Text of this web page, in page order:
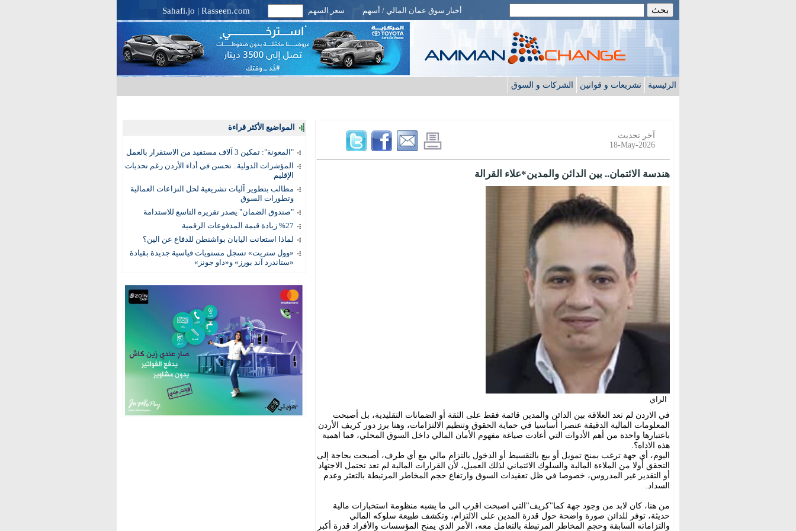
أخبار سوق عمان المالي / أسهم سعر السهم Sahafi.jo | Rasseen.com
الرئيسية تشريعات و قوانين الشركات و السوق
المواضيع الأكثر قراءة
"المعونة": تمكين 3 آلاف مستفيد من الاستقرار بالعمل
المؤشرات الدولية.. تحسن في أداء الأردن رغم تحديات
الإقليم
مطالب بتطوير آليات تشريعية لحل النزاعات العمالية
وتطورات السوق
"صندوق الضمان" يصدر تقريره التاسع للاستدامة
%27 زيادة قيمة المدفوعات الرقمية
لماذا استعانت اليابان بواشنطن للدفاع عن الين؟
«وول ستريت» تسجل مستويات قياسية جديدة بقيادة
«ستاندرد آند بورز» و«داو جونز»
آخر تحديث
18-May-2026
هندسة الائتمان.. بين الدائن والمدين*علاء القرالة
الراي
في الاردن لم تعد العلاقة بين الدائن والمدين قائمة فقط على الثقة أو الضمانات التقليدية، بل أصبحت
المعلومات المالية الدقيقة عنصرا أساسيا في حماية الحقوق وتنظيم الالتزامات، وهنا برز دور كريف الأردن
باعتبارها واحدة من أهم الأدوات التي أعادت صياغة مفهوم الأمان المالي داخل السوق المحلي، فما اهمية
هذه الاداه؟.
اليوم، أي جهة ترغب بمنح تمويل أو بيع بالتقسيط أو الدخول بالتزام مالي مع أي طرف، أصبحت بحاجة إلى
التحقق أولا من الملاءة المالية والسلوك الائتماني لذلك العميل، لأن القرارات المالية لم تعد تحتمل الاجتهاد
أو التقدير غير المدروس، خصوصا في ظل تعقيدات السوق وارتفاع حجم المخاطر المرتبطة بالتعثر وعدم
السداد.
من هنا، كان لابد من وجود جهة كما"كريف"التي اصبحت اقرب الى ما يشبه منظومة استخبارات مالية
حديثة، توفر للدائن صورة واضحة حول قدرة المدين على الالتزام، وتكشف طبيعة سلوكه المالي
والتزاماته السابقة وحجم المخاطر المرتبطة بالتعامل معه، الأمر الذي يمنح المؤسسات والأفراد قدرة أكبر